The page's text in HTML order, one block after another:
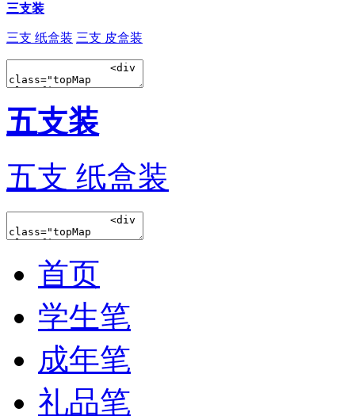
三支装
三支 纸盒装 三支 皮盒装
五支装
五支 纸盒装
首页
学生笔
成年笔
礼品笔